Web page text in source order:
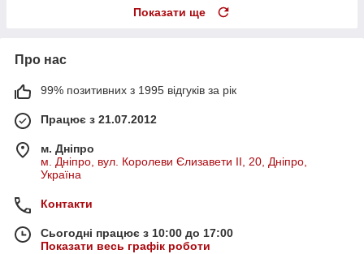
Показати ще
Про нас
99% позитивних з 1995 відгуків за рік
Працює з 21.07.2012
м. Дніпро
м. Дніпро, вул. Королеви Єлизавети ІІ, 20, Дніпро,
Україна
Контакти
Сьогодні працює з 10:00 до 17:00
Показати весь графік роботи